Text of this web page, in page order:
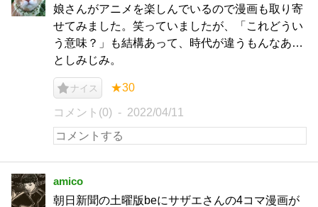
娘さんがアニメを楽しんでいるので漫画も取り寄
せてみました。笑っていましたが、「これどうい
う意味？」も結構あって、時代が違うもんなあ…
としみじみ。
ナイス ★30
コメント(0) 2022/04/11
amico
朝日新聞の土曜版beにサザエさんの4コマ漫画が